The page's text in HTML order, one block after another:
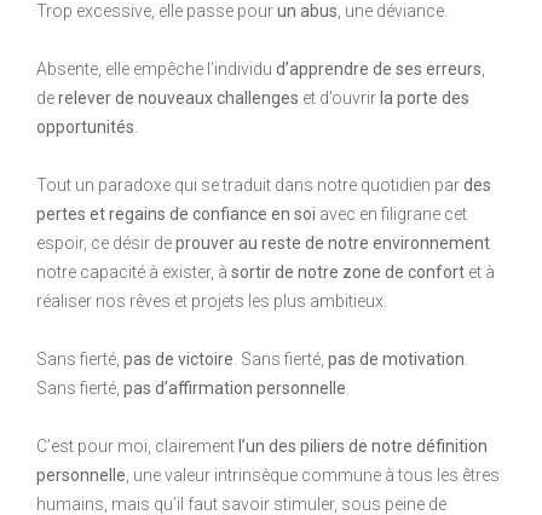
Trop excessive, elle passe pourun abus , une déviance.
Absente, elle empêche l’individu d’apprendre de ses erreurs
derelever de nouveaux challenges et d’ouvrir la porte des
opportunités
Tout un paradoxe qui se traduit dans notre quotidien pardes
pertes et regains de confiance en soi avec en filigrane cet
espoir, ce désir deprouver au reste de notre environnement
notre capacité à exister, à sortir de notre zone de confort et à
réaliser nos rêves et projets les plus ambitieux.
Sans fierté, pas de victoire . Sans fierté, pas de motivation
Sans fierté, pas d’affirmation personnelle
C’est pour moi, clairement l’un des piliers de notre définition
personnelle , une valeur intrinsèque commune à tous les êtres
humains, mais qu’il faut savoir stimuler, sous peine de